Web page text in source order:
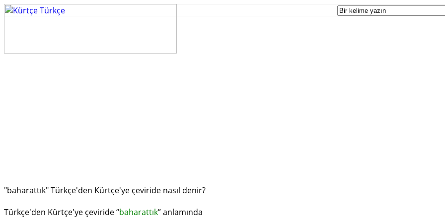
"baharattık" Türkçe'den Kürtçe'ye çeviride nasıl denir?
Türkçe'den Kürtçe'ye çeviride “baharattık” anlamında